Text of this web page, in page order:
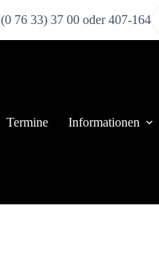
(0 76 33) 37 00 oder 407-164
Termine Informationen